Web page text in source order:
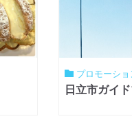
プロモーショ
日立市ガイ